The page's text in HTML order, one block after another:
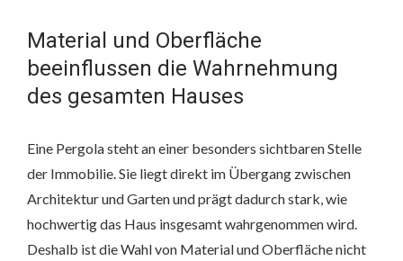
Material und Oberfläche
beeinflussen die Wahrnehmung
des gesamten Hauses
Eine Pergola steht an einer besonders sichtbaren Stelle
der Immobilie. Sie liegt direkt im Übergang zwischen
Architektur und Garten und prägt dadurch stark, wie
hochwertig das Haus insgesamt wahrgenommen wird.
Deshalb ist die Wahl von Material und Oberfläche nicht